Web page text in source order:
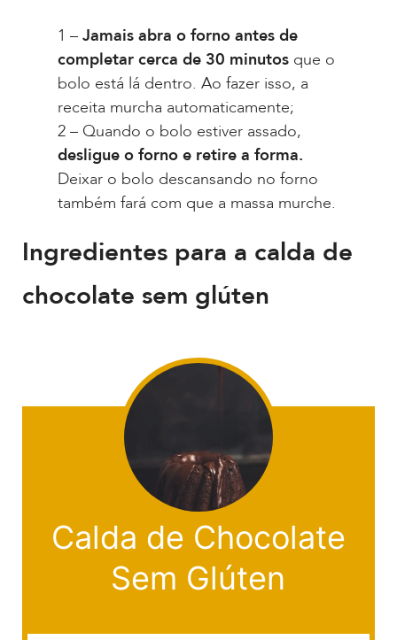
1 – Jamais abra o forno antes de
completar cerca de 30 minutos que o
bolo está lá dentro. Ao fazer isso, a
receita murcha automaticamente;
2 – Quando o bolo estiver assado,
desligue o forno e retire a forma.
Deixar o bolo descansando no forno
também fará com que a massa murche.
Ingredientes para a calda de
chocolate sem glúten
Calda de Chocolate
Sem Glúten